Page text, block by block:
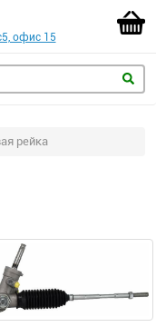
офис 15
рейка